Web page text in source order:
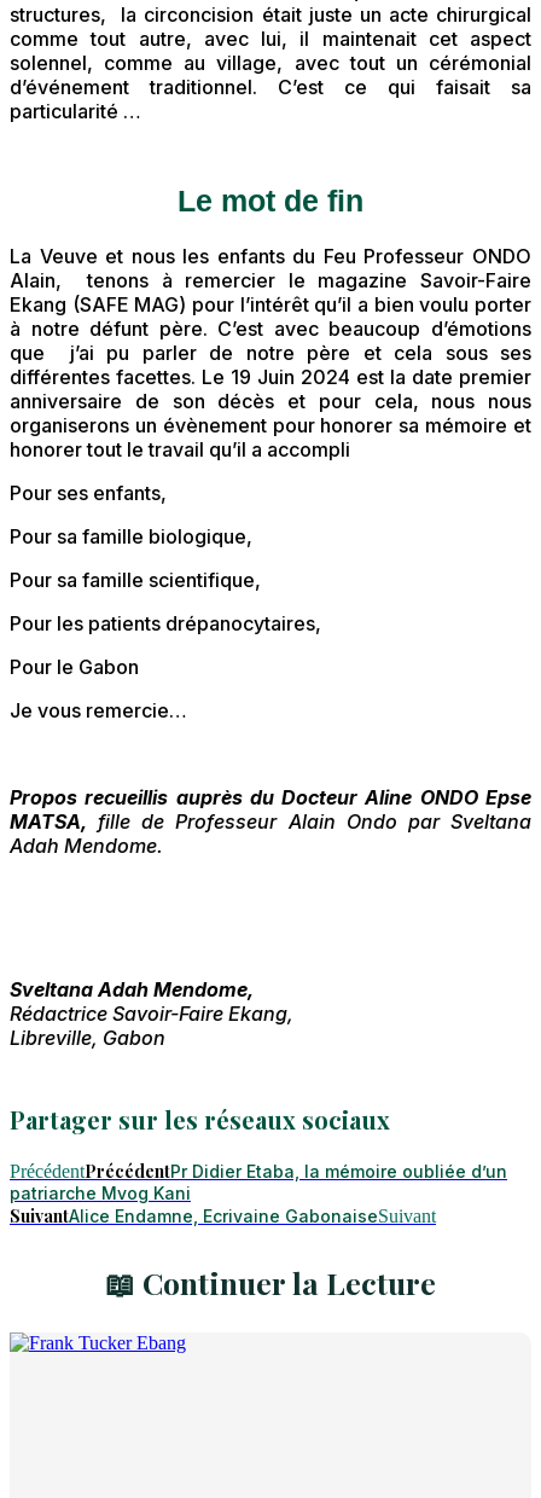
structures, la circoncision était juste un acte chirurgical
comme tout autre, avec lui, il maintenait cet aspect
solennel, comme au village, avec tout un cérémonial
d’événement traditionnel. C’est ce qui faisait sa
particularité …
Le mot de fin
La Veuve et nous les enfants du Feu Professeur ONDO
Alain, tenons à remercier le magazine Savoir-Faire
Ekang (SAFE MAG) pour l’intérêt qu’il a bien voulu porter
à notre défunt père. C’est avec beaucoup d’émotions
que j’ai pu parler de notre père et cela sous ses
différentes facettes. Le 19 Juin 2024 est la date premier
anniversaire de son décès et pour cela, nous nous
organiserons un évènement pour honorer sa mémoire et
honorer tout le travail qu’il a accompli
Pour ses enfants,
Pour sa famille biologique,
Pour sa famille scientifique,
Pour les patients drépanocytaires,
Pour le Gabon
Je vous remercie…
Propos recueillis auprès duDocteur Aline ONDO Epse
MATSA,fille de Professeur Alain Ondo par Sveltana
Adah Mendome.
Sveltana Adah Mendome,
Rédactrice Savoir-Faire Ekang,
Libreville, Gabon
Partager sur les réseaux sociaux
PrécédentPrécédentPr Didier Etaba, la mémoire oubliée d’un
patriarche Mvog Kani
SuivantAlice Endamne, Ecrivaine GabonaiseSuivant
📖 Continuer la Lecture